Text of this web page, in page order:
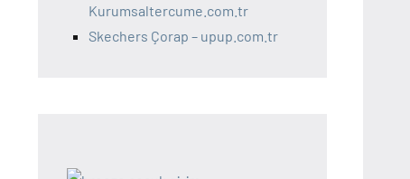
Kurumsaltercume.com.tr
Skechers Çorap – upup.com.tr